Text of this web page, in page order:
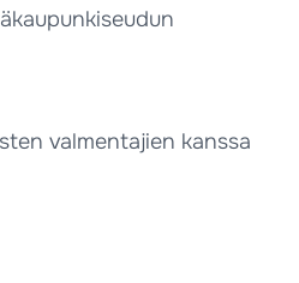
valmentajien kanssa